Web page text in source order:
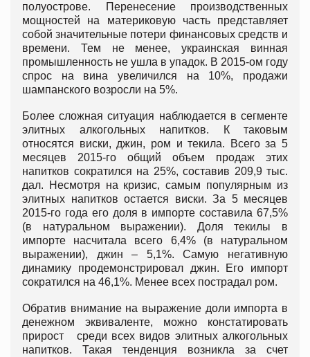
полуострове. Перенесение производственных
мощностей на материковую часть представляет
собой значительные потери финансовых средств и
времени. Тем не менее, украинская винная
промышленность не ушла в упадок. В 2015-ом году
спрос на вина увеличился на 10%, продажи
шампанского возросли на 5%.
Более сложная ситуация наблюдается в сегменте
элитных алкогольных напитков. К таковым
относятся виски, джин, ром и текила. Всего за 5
месяцев 2015-го общий объем продаж этих
напитков сократился на 25%, составив 209,9 тыс.
дал. Несмотря на кризис, самым популярным из
элитных напитков остается виски. За 5 месяцев
2015-го года его доля в импорте составила 67,5%
(в натуральном выражении). Доля текилы в
импорте насчитала всего 6,4% (в натуральном
выражении), джин – 5,1%. Самую негативную
динамику продемонстрировал джин. Его импорт
сократился на 46,1%. Менее всех пострадал ром.
Обратив внимание на выражение доли импорта в
денежном эквиваленте, можно констатировать
прирост среди всех видов элитных алкогольных
напитков. Такая тенденция возникла за счет